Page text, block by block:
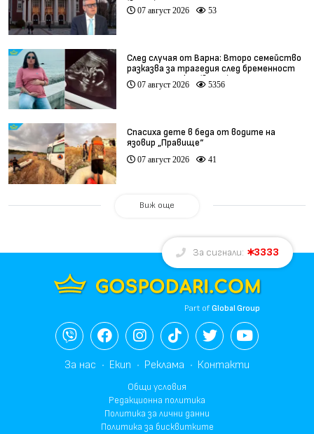
(видео)
07 август 2026 53
След случая от Варна: Второ семейство
разказва за трагедия след бременност
при същия лекар (видео)
07 август 2026 5356
Спасиха дете в беда от водите на
язовир „Правище“
07 август 2026 41
Виж още
За сигнали: 3333
Part ofGlobal Group
За нас Екип Реклама Контакти
Общи условия
Редакционна политика
Политика за лични данни
Политика за бисквитките